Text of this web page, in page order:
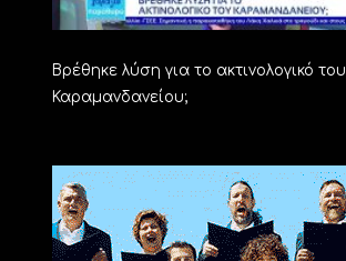
Βρέθηκε λύση για το ακτινολογικό του
Καραμανδανείου;